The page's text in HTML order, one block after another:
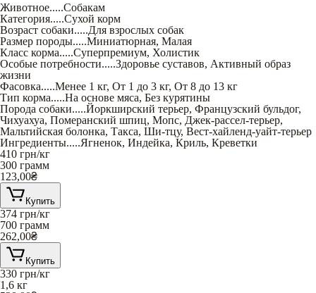
Животное.....Собакам
Категория.....Сухой корм
Возраст собаки.....Для взрослых собак
Размер породы.....Миниатюрная, Малая
Класс корма.....Суперпремиум, Холистик
Особые потребности.....Здоровье суставов, Активный образ
жизни
Фасовка.....Менее 1 кг, От 1 до 3 кг, От 8 до 13 кг
Тип корма.....На основе мяса, Без курятины
Порода собаки.....Йоркширский терьер, Французский бульдог,
Чихуахуа, Померанский шпиц, Мопс, Джек-рассел-терьер,
Мальтийская болонка, Такса, Ши-тцу, Вест-хайленд-уайт-терьер
Ингредиенты.....Ягненок, Индейка, Криль, Креветки
410 грн/кг
300 грамм
123,00₴
Купить
374 грн/кг
700 грамм
262,00₴
Купить
330 грн/кг
1,6 кг